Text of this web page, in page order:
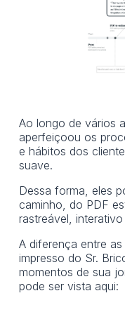
Ao longo de vários
aperfeiçoou os
e hábitos dos
suave.
Dessa forma, eles
caminho, do PDF
rastreável,
A diferença entre
impresso do Sr.
momentos de sua
pode ser vista aqui: